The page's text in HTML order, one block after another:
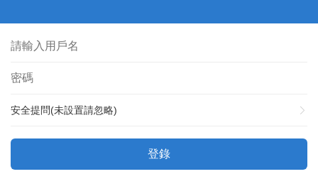
安全提問(未設置請忽略)
登錄